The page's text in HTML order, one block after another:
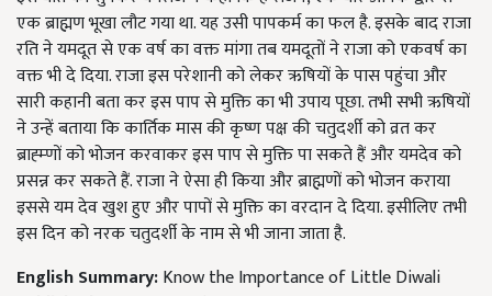
एक ब्राह्मण भूखा लौट गया था. यह उसी पापकर्म का फल है. इसके बाद राजा
रति ने यमदूत से एक वर्ष का वक्त मांगा तब यमदूतों ने राजा को एकवर्ष का
वक्त भी दे दिया. राजा इस परेशानी को लेकर ऋषियों के पास पहुंचा और
सारी कहानी बता कर इस पाप से मुक्ति का भी उपाय पूछा. तभी सभी ऋषियों
ने उन्हें बताया कि कार्तिक मास की कृष्ण पक्ष की चतुदर्शी को व्रत कर
ब्राह्म्णों को भोजन करवाकर इस पाप से मुक्ति पा सकते हैं और यमदेव को
प्रसन्न कर सकते हैं. राजा ने ऐसा ही किया और ब्राह्मणों को भोजन कराया
इससे यम देव खुश हुए और पापों से मुक्ति का वरदान दे दिया. इसीलिए तभी
इस दिन को नरक चतुदर्शी के नाम से भी जाना जाता है.
English Summary:Know the Importance of Little Diwali